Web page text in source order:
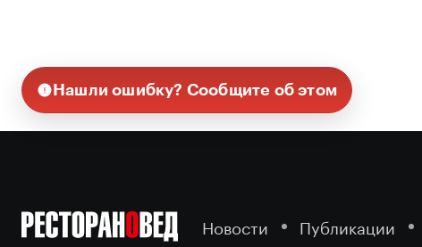
Нашли ошибку? Сообщите об этом
Новости Публикации